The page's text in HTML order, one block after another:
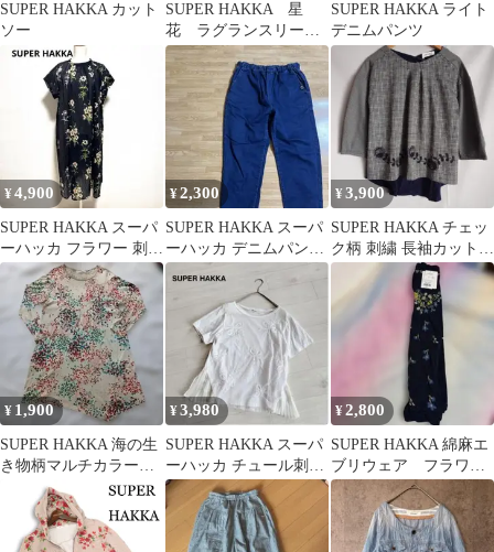
SUPER HAKKA カット
ソー
SUPER HAKKA 星
花 ラグランスリー
ブ トップス チュニ
ック 半袖
SUPER HAKKA ライト
デニムパンツ
¥4,900
SUPER HAKKA スーパ
ーハッカ フラワー 刺繍
花柄ワンピース
¥2,300
SUPER HAKKA スーパ
ーハッカ デニムパンツ
ウエストゴム あったか
¥3,900
SUPER HAKKA チェッ
ク柄 刺繍 長袖カットソ
ー
¥ 1,900
SUPER HAKKA 海の生
き物柄マルチカラー長
袖アシンメトリーワン
ピース
¥3,980
SUPER HAKKA スーパ
ーハッカ チュール刺繍
プリーツ切替カットソ
ー 白色
¥2,800
SUPER HAKKA 綿麻エ
ブリウェア フラワー
ジャガードアームカバ
ー